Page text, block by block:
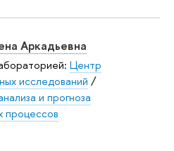
Аркадьевна
Центр
исследований /
и прогноза
процессов